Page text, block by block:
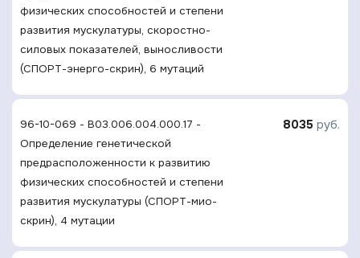
физических способностей и степени
развития мускулатуры, скоростно-
силовых показателей, выносливости
(СПОРТ-энерго-скрин), 6 мутаций
96-10-069 - B03.006.004.000.17 -
Определение генетической
предрасположенности к развитию
физических способностей и степени
развития мускулатуры (СПОРТ-мио-
скрин), 4 мутации
8035 руб.